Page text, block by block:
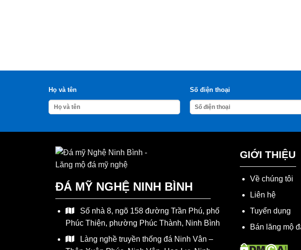
Họ và tên Số điện thoại
ĐÁ MỸ NGHỆ NINH BÌNH
Số nhà 8, ngõ 158 đường Trần Phú, phố
Phúc Thiện, phường Phúc Thành, Ninh Bình
Làng nghề truyền thống đá Ninh Vân –
GIỚI THIỆU
Về chúng tôi
Liên hệ
Tuyển dụng
Bán lăng mộ